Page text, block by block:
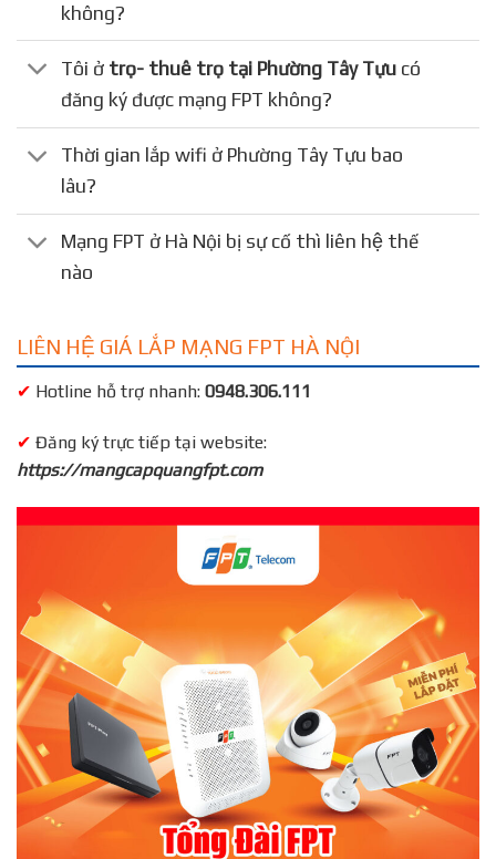
không?
Tôi ở trọ- thuê trọ tại Phường Tây Tựu có
đăng ký được mạng FPT không?
Thời gian lắp wifi ở Phường Tây Tựu bao
lâu?
Mạng FPT ở Hà Nội bị sự cố thì liên hệ thế
nào
LIÊN HỆ GIÁ LẮP MẠNG FPT HÀ NỘI
✔ Hotline hỗ trợ nhanh: 0948.306.111
✔ Đăng ký trực tiếp tại website:
https://mangcapquangfpt.com